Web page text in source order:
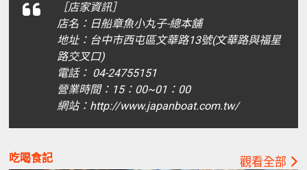
［店家資訊］
店名：日船章魚小丸子-總本舖
地址：台中市西屯區文華路13號(文華路與福星
路交叉口)
電話： 04-24755151
營業時間：15：00~01：00
網站：http://www.japanboat.com.tw/
吃喝食記 觀看全部